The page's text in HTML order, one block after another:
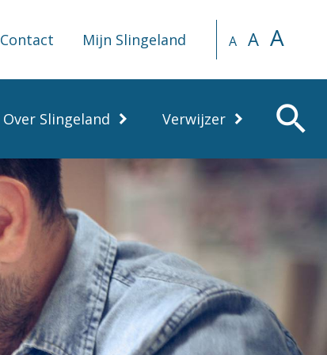
Contact Mijn Slingeland A A A
Over Slingeland Verwijzer search